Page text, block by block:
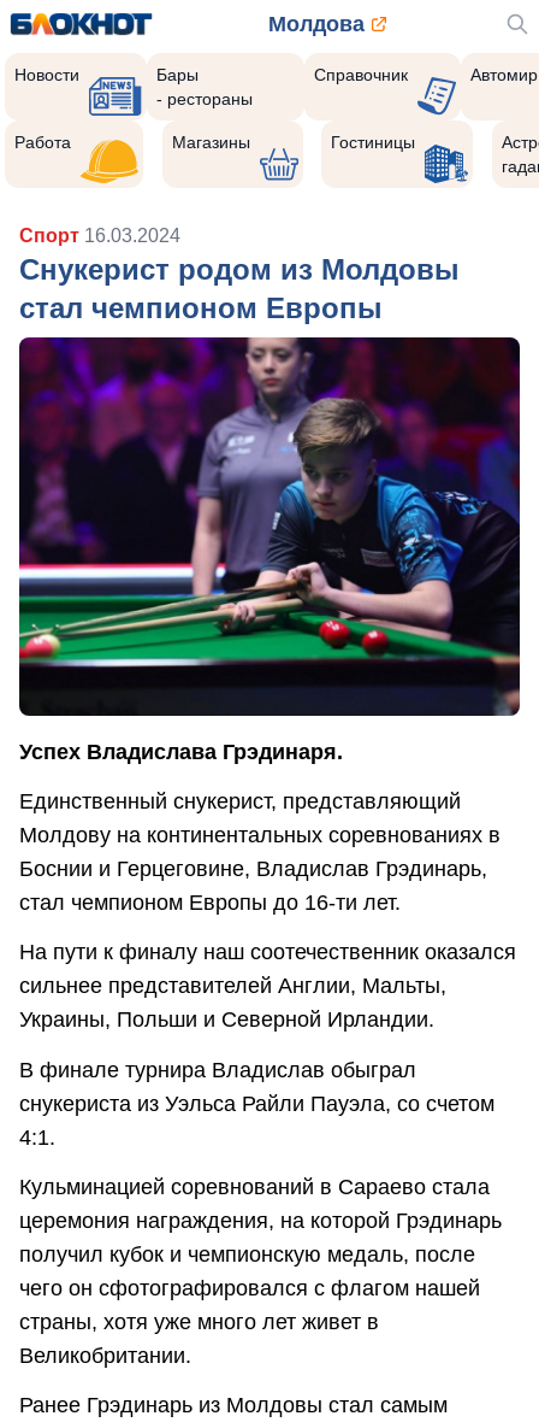
Молдова
Новости
Бары
- рестораны
Справочник Автомир
Работа Магазины Гостиницы
Спорт 16.03.2024
Снукерист родом из Молдовы
стал чемпионом Европы
Успех Владислава Грэдинаря.
Единственный снукерист, представляющий
Молдову на континентальных соревнованиях в
Боснии и Герцеговине, Владислав Грэдинарь,
стал чемпионом Европы до 16-ти лет.
На пути к финалу наш соотечественник оказался
сильнее представителей Англии, Мальты,
Украины, Польши и Северной Ирландии.
В финале турнира Владислав обыграл
снукериста из Уэльса Райли Пауэла, со счетом
4:1.
Кульминацией соревнований в Сараево стала
церемония награждения, на которой Грэдинарь
получил кубок и чемпионскую медаль, после
чего он сфотографировался с флагом нашей
страны, хотя уже много лет живет в
Великобритании.
Ранее Грэдинарь из Молдовы стал самым